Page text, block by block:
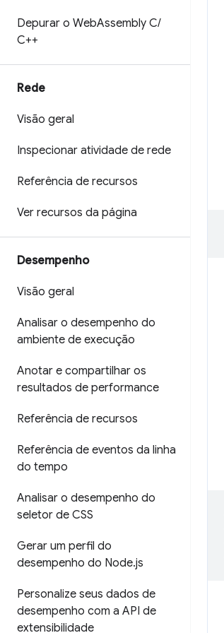
Depurar o WebAssembly C/
C++
Rede
Visão geral
Inspecionar atividade de rede
Referência de recursos
Ver recursos da página
Desempenho
Visão geral
Analisar o desempenho do
ambiente de execução
Anotar e compartilhar os
resultados de performance
Referência de recursos
Referência de eventos da linha
do tempo
Analisar o desempenho do
seletor de CSS
Gerar um perfil do
desempenho do Node.js
Personalize seus dados de
desempenho com a API de
extensibilidade